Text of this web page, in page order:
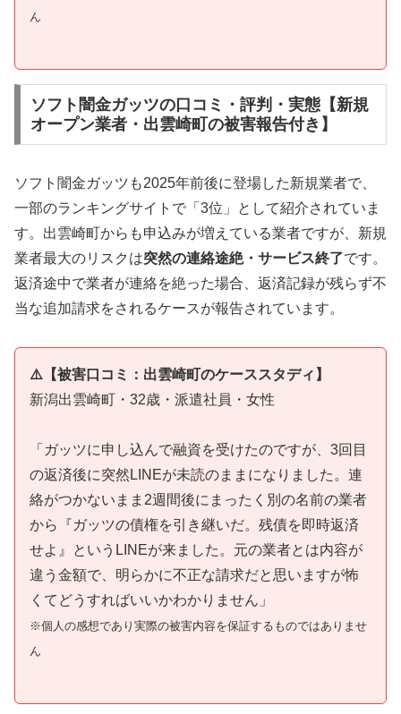
ん
ソフト闇金ガッツの口コミ・評判・実態【新規
オープン業者・出雲崎町の被害報告付き】
ソフト闇金ガッツも2025年前後に登場した新規業者で、
一部のランキングサイトで「3位」として紹介されていま
す。出雲崎町からも申込みが増えている業者ですが、新規
業者最大のリスクは突然の連絡途絶・サービス終了です。
返済途中で業者が連絡を絶った場合、返済記録が残らず不
当な追加請求をされるケースが報告されています。
⚠️【被害口コミ：出雲崎町のケーススタディ】
新潟出雲崎町・32歳・派遣社員・女性
「ガッツに申し込んで融資を受けたのですが、3回目
の返済後に突然LINEが未読のままになりました。連
絡がつかないまま2週間後にまったく別の名前の業者
から『ガッツの債権を引き継いだ。残債を即時返済
せよ』というLINEが来ました。元の業者とは内容が
違う金額で、明らかに不正な請求だと思いますが怖
くてどうすればいいかわかりません」
※個人の感想であり実際の被害内容を保証するものではありませ
ん